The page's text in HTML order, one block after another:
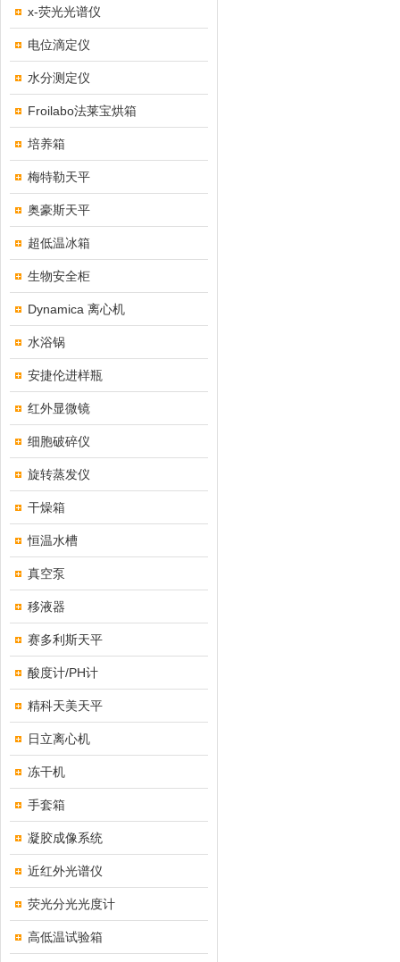
x-荧光光谱仪
电位滴定仪
水分测定仪
Froilabo法莱宝烘箱
培养箱
梅特勒天平
奥豪斯天平
超低温冰箱
生物安全柜
Dynamica 离心机
水浴锅
安捷伦进样瓶
红外显微镜
细胞破碎仪
旋转蒸发仪
干燥箱
恒温水槽
真空泵
移液器
赛多利斯天平
酸度计/PH计
精科天美天平
日立离心机
冻干机
手套箱
凝胶成像系统
近红外光谱仪
荧光分光光度计
高低温试验箱